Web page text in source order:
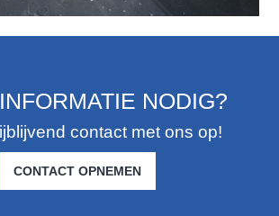
NODIG?
contact met ons op!
CONTACT OPNEMEN